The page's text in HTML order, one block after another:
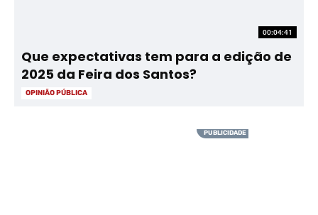
00:04:41
Que expectativas tem para a edição de
2025 da Feira dos Santos?
OPINIÃO PÚBLICA